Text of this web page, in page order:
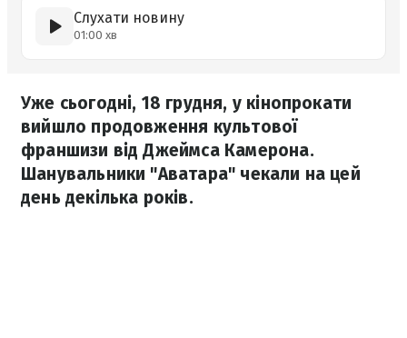
Слухати новину
01:00 хв
Уже сьогодні, 18 грудня, у кінопрокати
вийшло продовження культової
франшизи від Джеймса Камерона.
Шанувальники "Аватара" чекали на цей
день декілька років.